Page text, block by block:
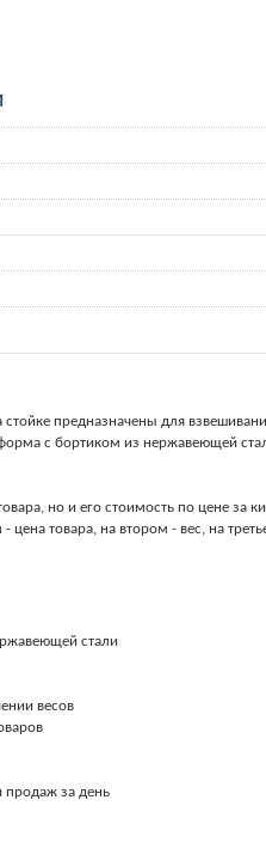
предназначены для
с бортиком из нержавеющей
но и его стоимость по цене за
цена товара, на втором - вес, на
стали
весов
продаж за день